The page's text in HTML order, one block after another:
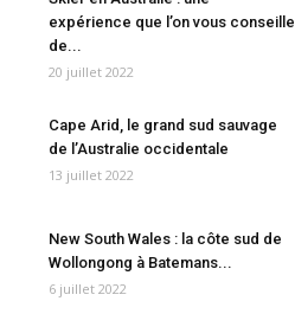
expérience que l’on vous conseille
de...
20 juillet 2022
Cape Arid, le grand sud sauvage
de l’Australie occidentale
13 juillet 2022
New South Wales : la côte sud de
Wollongong à Batemans...
6 juillet 2022